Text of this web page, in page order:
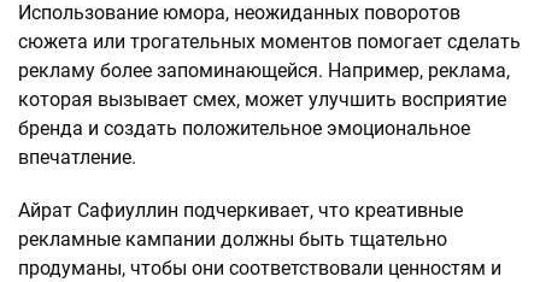
Использование юмора, неожиданных поворотов
сюжета или трогательных моментов помогает сделать
рекламу более запоминающейся. Например, реклама,
которая вызывает смех, может улучшить восприятие
бренда и создать положительное эмоциональное
впечатление.
Айрат Сафиуллин подчеркивает, что креативные
рекламные кампании должны быть тщательно
продуманы, чтобы они соответствовали ценностям и